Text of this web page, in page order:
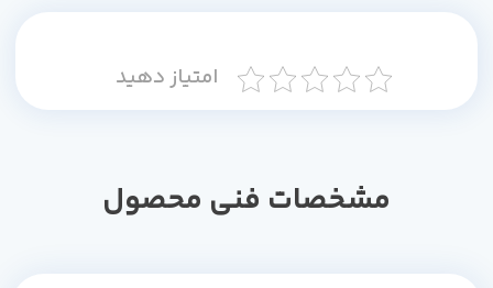
امتیاز دهید
مشخصات فنی محصول